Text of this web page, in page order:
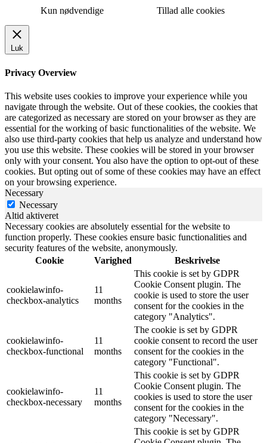
Kun nødvendige Tillad alle cookies
Luk
Privacy Overview
This website uses cookies to improve your experience while you
navigate through the website. Out of these cookies, the cookies that
are categorized as necessary are stored on your browser as they are
essential for the working of basic functionalities of the website. We
also use third-party cookies that help us analyze and understand how
you use this website. These cookies will be stored in your browser
only with your consent. You also have the option to opt-out of these
cookies. But opting out of some of these cookies may have an effect
on your browsing experience.
Necessary
Necessary
Altid aktiveret
Necessary cookies are absolutely essential for the website to
function properly. These cookies ensure basic functionalities and
security features of the website, anonymously.
Cookie
Varighed Beskrivelse
cookielawinfo-
checkbox-analytics
11
months
This cookie is set by GDPR
Cookie Consent plugin. The
cookie is used to store the user
consent for the cookies in the
category "Analytics".
cookielawinfo-
checkbox-functional
11
months
The cookie is set by GDPR
cookie consent to record the user
consent for the cookies in the
category "Functional".
cookielawinfo-
checkbox-necessary
11
months
This cookie is set by GDPR
Cookie Consent plugin. The
cookies is used to store the user
consent for the cookies in the
category "Necessary".
This cookie is set by GDPR